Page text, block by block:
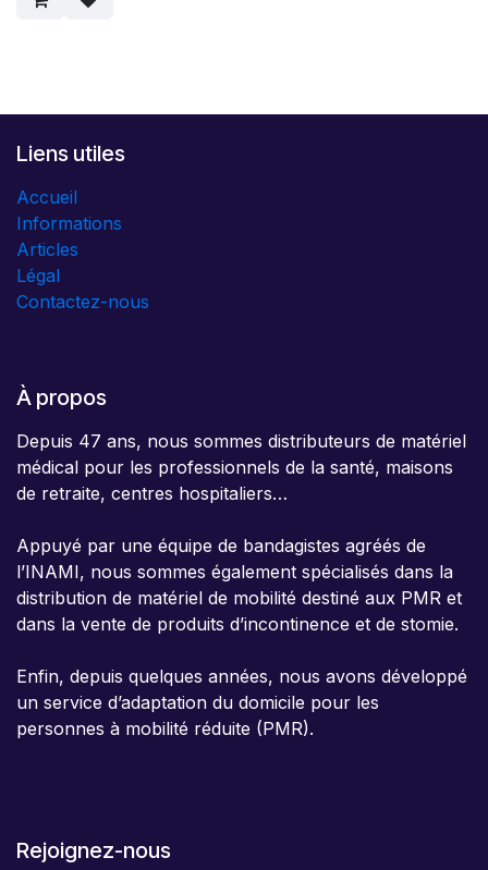
Liens utiles
Accueil
Informations
Articles
Légal
Contactez-nous
À propos
Depuis 47 ans, nous sommes distributeurs de matériel
médical pour les professionnels de la santé, maisons
de retraite, centres hospitaliers…
Appuyé par une équipe de bandagistes agréés de
l’INAMI, nous sommes également spécialisés dans la
distribution de matériel de mobilité destiné aux PMR et
dans la vente de produits d’incontinence et de stomie.
Enfin, depuis quelques années, nous avons développé
un service d’adaptation du domicile pour les
personnes à mobilité réduite (PMR).
Rejoignez-nous